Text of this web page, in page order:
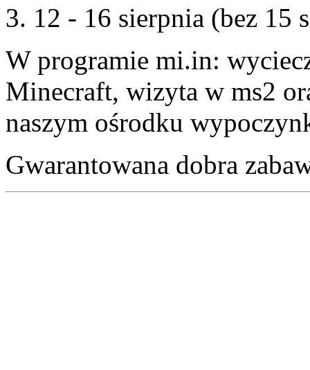
3. 12 - 16 sierpnia (bez 15
W programie mi.in:
Minecraft, wizyta w ms2
naszym ośrodku
Gwarantowana dobra